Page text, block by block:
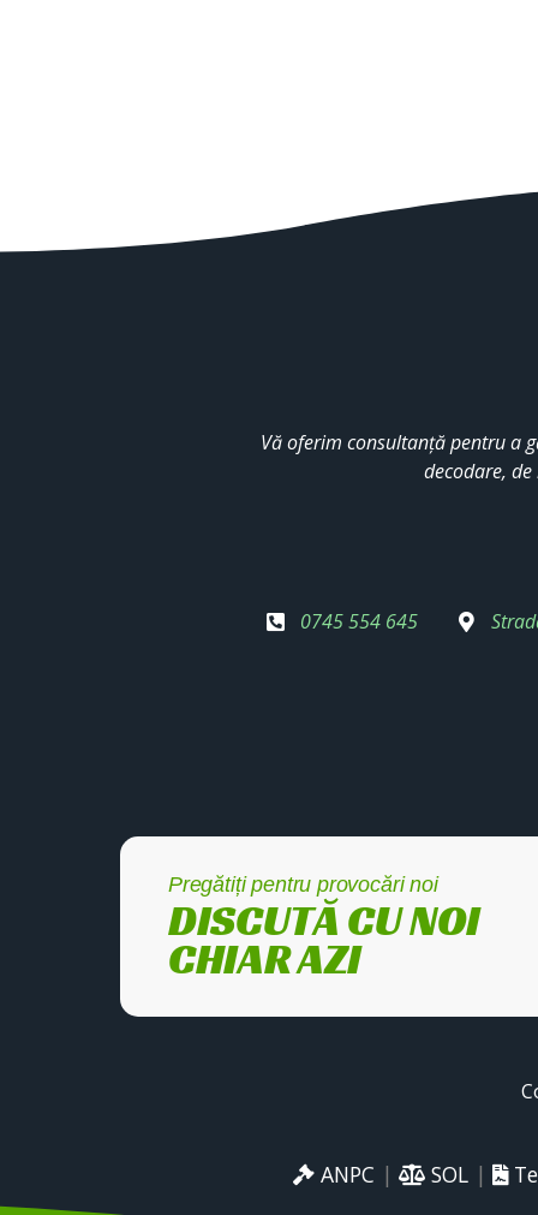
Vă oferim consultanță pentru a
decodare,
0745 554 645
Pregătiți pentru provocări noi
DISCUTĂ CU NOI
CHIAR AZI
ANPC | SOL |